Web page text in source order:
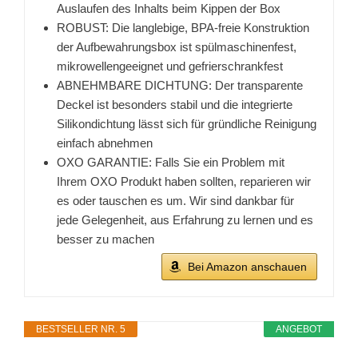
Auslaufen des Inhalts beim Kippen der Box
ROBUST: Die langlebige, BPA-freie Konstruktion
der Aufbewahrungsbox ist spülmaschinenfest,
mikrowellengeeignet und gefrierschrankfest
ABNEHMBARE DICHTUNG: Der transparente
Deckel ist besonders stabil und die integrierte
Silikondichtung lässt sich für gründliche Reinigung
einfach abnehmen
OXO GARANTIE: Falls Sie ein Problem mit
Ihrem OXO Produkt haben sollten, reparieren wir
es oder tauschen es um. Wir sind dankbar für
jede Gelegenheit, aus Erfahrung zu lernen und es
besser zu machen
Bei Amazon anschauen
ANGEBOT
BESTSELLER NR. 5